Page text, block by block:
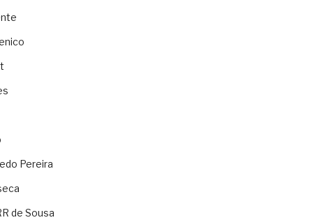
Pereira
de Sousa